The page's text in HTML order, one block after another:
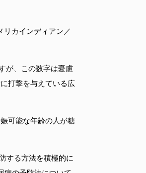
カインディアン／
が、この数字は憂慮
打撃を与えている広
可能な年齢の人が糖
する方法を積極的に